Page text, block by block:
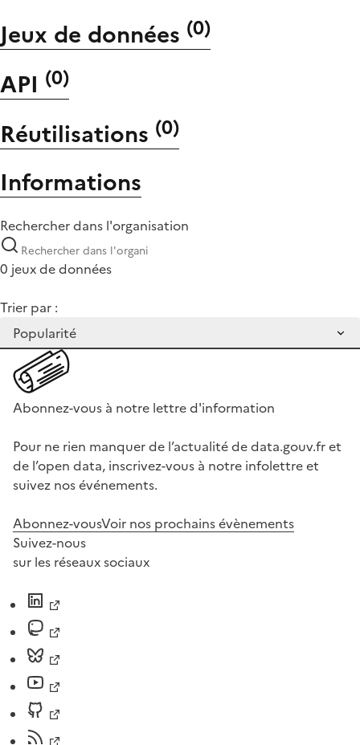
Jeux de données (0)
API (0)
Réutilisations (0)
Informations
Rechercher dans l'organisation
0 jeux de données
Trier par :
Abonnez-vous à notre lettre d'information
Pour ne rien manquer de l’actualité de data.gouv.fr et
de l’open data, inscrivez-vous à notre infolettre et
suivez nos événements.
Abonnez-vousVoir nos prochains évènements
Suivez-nous
sur les réseaux sociaux